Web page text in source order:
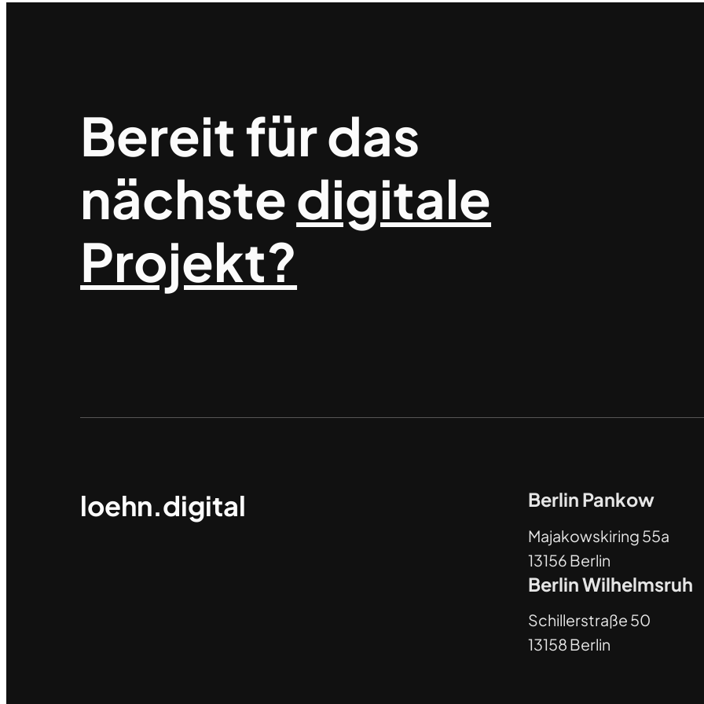
Bereit für das
nächstedigitale
Projekt?
loehn.digital Berlin Pankow
Majakowskiring 55a
13156 Berlin
Berlin Wilhelmsruh
Schillerstraße 50
13158 Berlin